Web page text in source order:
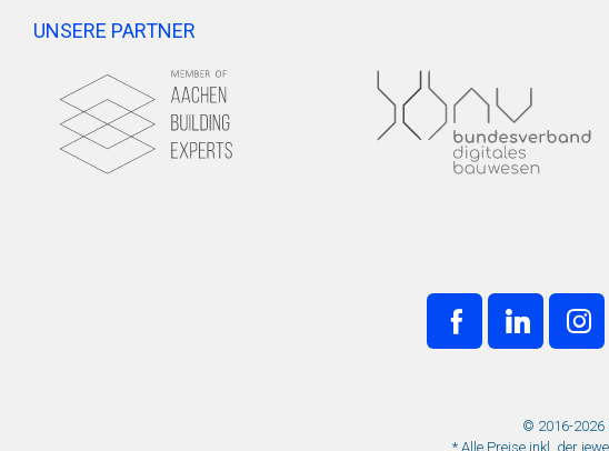
UNSERE PARTNER
© 2016-2026
* Alle Preise inkl. der